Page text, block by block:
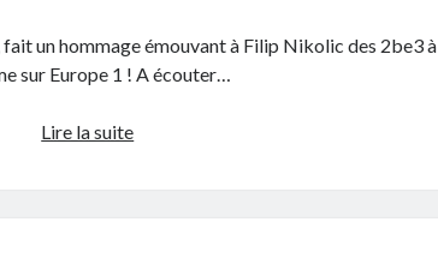
un hommage émouvant à Filip Nikolic des 2be3 à
sur Europe 1 ! A écouter…
Lire la suiteAlain